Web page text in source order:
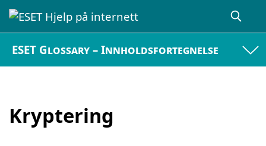
ESET Glossary – Innholdsfortegnelse
Kryptering